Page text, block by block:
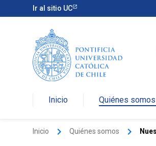
Ir al sitio UC
Inicio Quiénes somos
Inicio keyboard_arrow_right Quiénes somos keyboard_arrow_right